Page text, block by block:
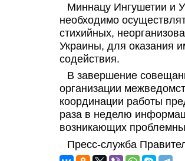
Миннацу Ингушетии и
необходимо
стихийных,
Украины, для оказания
содействия.
В завершение
организации
координации работы
раза в неделю
возникающих
Пресс-служба